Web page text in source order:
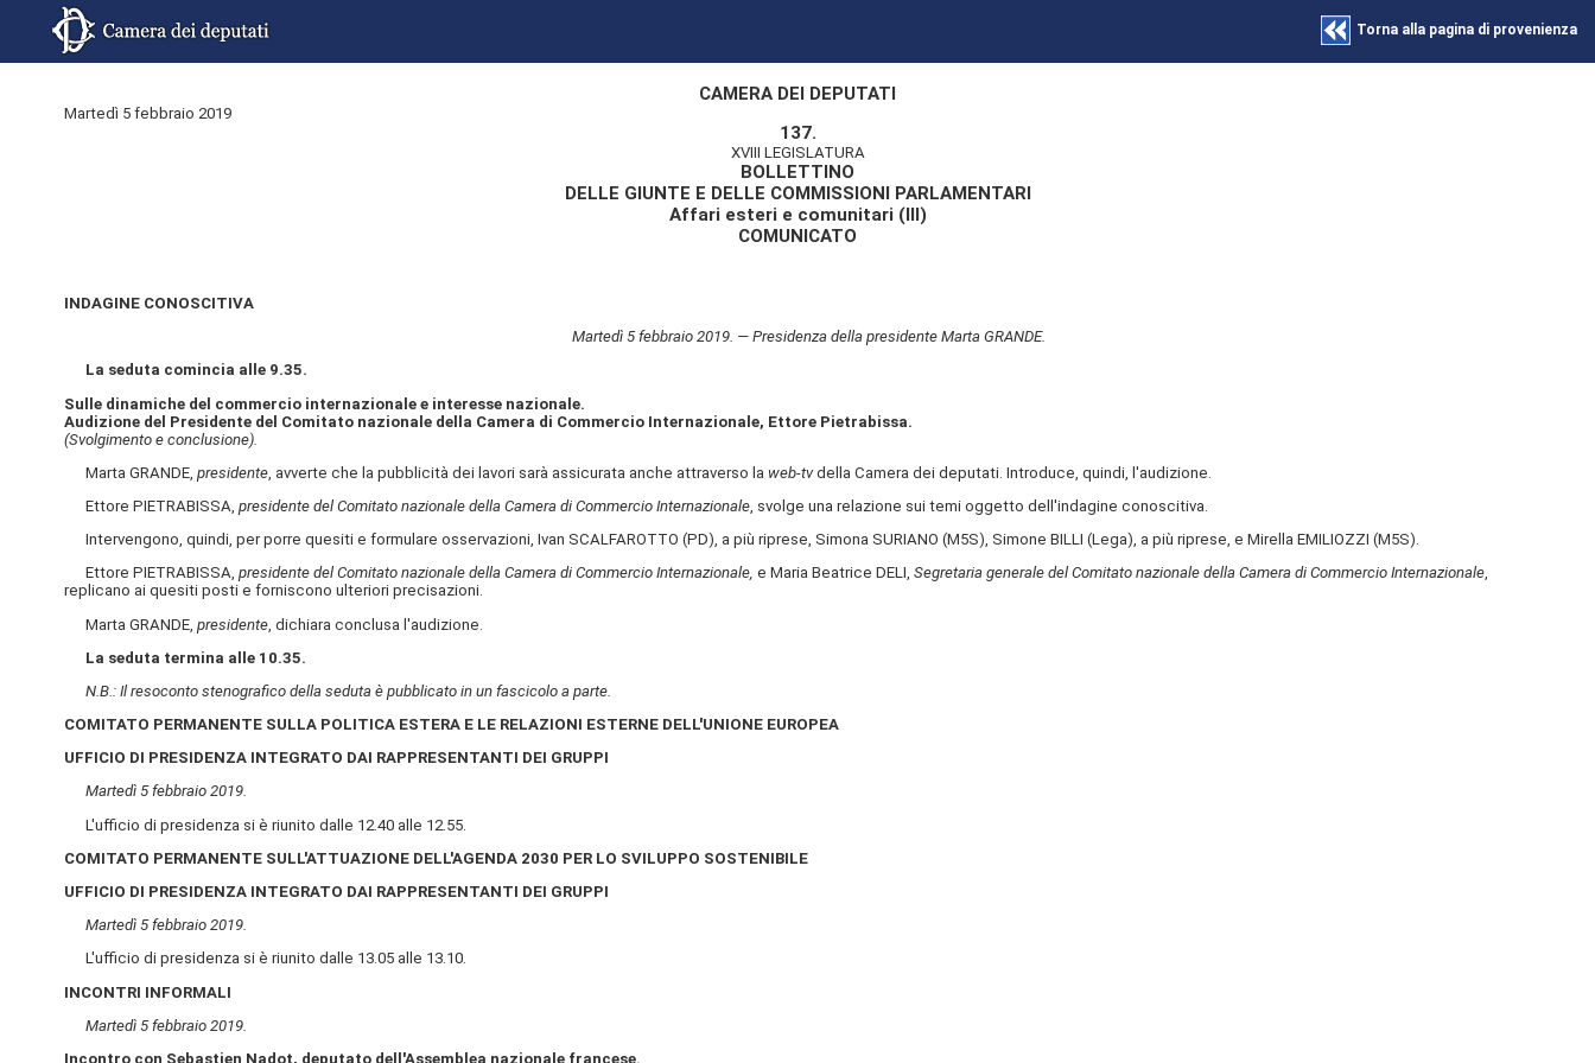
CAMERA DEI DEPUTATI
Martedì 5 febbraio 2019
137.
XVIII LEGISLATURA
BOLLETTINO
DELLE GIUNTE E DELLE COMMISSIONI PARLAMENTARI
Affari esteri e comunitari (III)
COMUNICATO
INDAGINE CONOSCITIVA
Martedì 5 febbraio 2019. — Presidenza della presidente Marta GRANDE.
La seduta comincia alle 9.35.
Sulle dinamiche del commercio internazionale e interesse nazionale.
Audizione del Presidente del Comitato nazionale della Camera di Commercio Internazionale, Ettore Pietrabissa.
(Svolgimento e conclusione).
Marta GRANDE, presidente, avverte che la pubblicità dei lavori sarà assicurata anche attraverso la web-tvdella Camera dei deputati. Introduce, quindi, l'audizione.
Ettore PIETRABISSA, presidente del Comitato nazionale della Camera di Commercio Internazionale, svolge una relazione sui temi oggetto dell'indagine conoscitiva.
Intervengono, quindi, per porre quesiti e formulare osservazioni, Ivan SCALFAROTTO (PD), a più riprese, Simona SURIANO (M5S), Simone BILLI (Lega), a più riprese, e Mirella EMILIOZZI (M5S).
Ettore PIETRABISSA, presidente del Comitato nazionale della Camera di Commercio Internazionale, e Maria Beatrice DELI, Segretaria generale del Comitato nazionale della Camera di Commercio Internazionale,
replicano ai quesiti posti e forniscono ulteriori precisazioni.
Marta GRANDE, presidente, dichiara conclusa l'audizione.
La seduta termina alle 10.35.
N.B.: Il resoconto stenografico della seduta è pubblicato in un fascicolo a parte.
COMITATO PERMANENTE SULLA POLITICA ESTERA E LE RELAZIONI ESTERNE DELL'UNIONE EUROPEA
UFFICIO DI PRESIDENZA INTEGRATO DAI RAPPRESENTANTI DEI GRUPPI
Martedì 5 febbraio 2019.
L'ufficio di presidenza si è riunito dalle 12.40 alle 12.55.
COMITATO PERMANENTE SULL'ATTUAZIONE DELL'AGENDA 2030 PER LO SVILUPPO SOSTENIBILE
UFFICIO DI PRESIDENZA INTEGRATO DAI RAPPRESENTANTI DEI GRUPPI
Martedì 5 febbraio 2019.
L'ufficio di presidenza si è riunito dalle 13.05 alle 13.10.
INCONTRI INFORMALI
Martedì 5 febbraio 2019.
Incontro con Sebastien Nadot, deputato dell'Assemblea nazionale francese.
Torna alla pagina di provenienza